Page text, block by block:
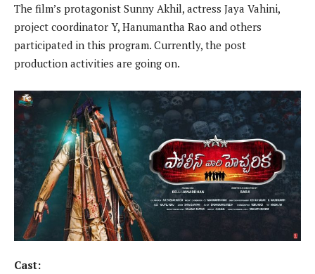
The film’s protagonist Sunny Akhil, actress Jaya Vahini,
project coordinator Y, Hanumantha Rao and others
participated in this program. Currently, the post
production activities are going on.
Cast: